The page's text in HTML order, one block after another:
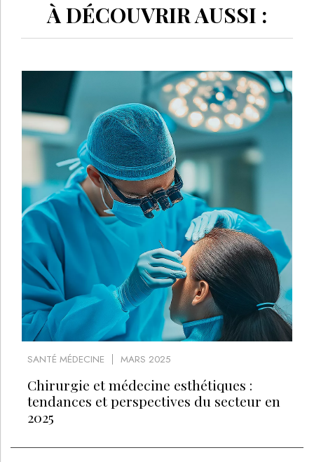
À DÉCOUVRIR AUSSI :
SANTÉ MÉDECINE MARS 2025
Chirurgie et médecine esthétiques :
tendances et perspectives du secteur en
2025